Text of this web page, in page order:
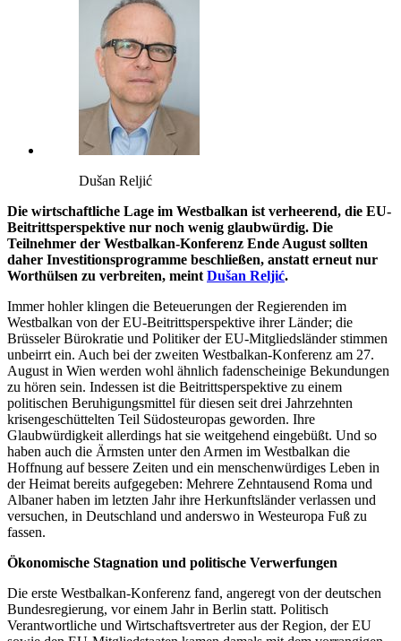
Dušan Reljić
Die wirtschaftliche Lage im Westbalkan ist verheerend, die EU-
Beitrittsperspektive nur noch wenig glaubwürdig. Die
Teilnehmer der Westbalkan-Konferenz Ende August sollten
daher Investitionsprogramme beschließen, anstatt erneut nur
Worthülsen zu verbreiten, meint Dušan Reljić.
Immer hohler klingen die Beteuerungen der Regierenden im
Westbalkan von der EU-Beitrittsperspektive ihrer Länder; die
Brüsseler Bürokratie und Politiker der EU-Mitgliedsländer stimmen
unbeirrt ein. Auch bei der zweiten Westbalkan-Konferenz am 27.
August in Wien werden wohl ähnlich fadenscheinige Bekundungen
zu hören sein. Indessen ist die Beitrittsperspektive zu einem
politischen Beruhigungsmittel für diesen seit drei Jahrzehnten
krisengeschüttelten Teil Südosteuropas geworden. Ihre
Glaubwürdigkeit allerdings hat sie weitgehend eingebüßt. Und so
haben auch die Ärmsten unter den Armen im Westbalkan die
Hoffnung auf bessere Zeiten und ein menschenwürdiges Leben in
der Heimat bereits aufgegeben: Mehrere Zehntausend Roma und
Albaner haben im letzten Jahr ihre Herkunftsländer verlassen und
versuchen, in Deutschland und anderswo in Westeuropa Fuß zu
fassen.
Ökonomische Stagnation und politische Verwerfungen
Die erste Westbalkan-Konferenz fand, angeregt von der deutschen
Bundesregierung, vor einem Jahr in Berlin statt. Politisch
Verantwortliche und Wirtschaftsvertreter aus der Region, der EU